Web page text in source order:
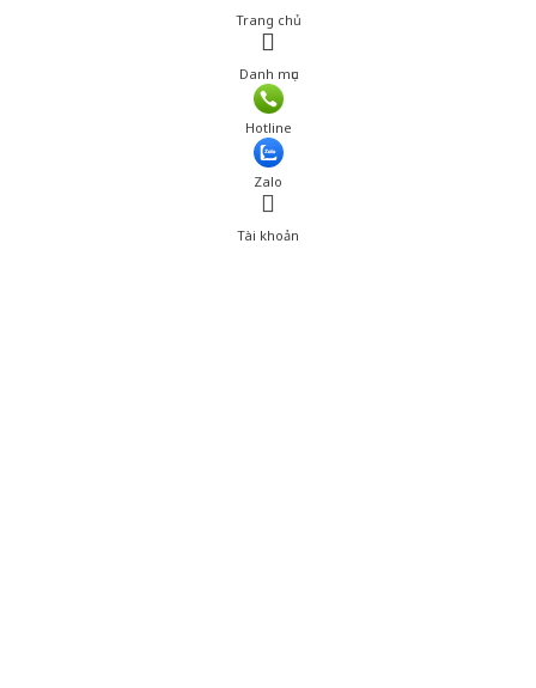
Trang chủ
Danh mục
Hotline
Zalo
Tài khoản